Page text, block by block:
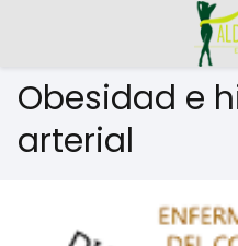
Obesidad e
arterial